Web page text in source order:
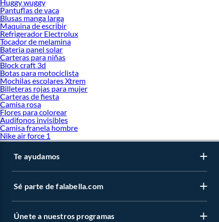
Huggy wuggy
Pantuflas de vaca
Blusas manga larga
Maquina de escribir
Refrigerador Electrolux
Tocador de melamina
Bateria panel solar
Carteras para niñas
Block craft 3d
Botas para motociclista
Mochilas escolares Xtrem
Billeteras rojas para mujer
Carteras de fiesta
Camisa rosa
Flores para colorear
Audifonos invisibles
Camisa franela hombre
Nike air force 1
Te ayudamos
Sé parte de falabella.com
Únete a nuestros programas